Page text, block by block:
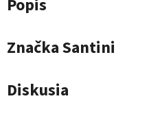
Popis
ZnačkaSantini
Diskusia